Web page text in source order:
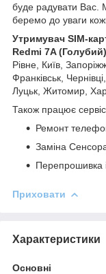
буде радувати Вас.
беремо до уваги
Утримувач SIM-
Redmi 7A (Голубий)
Рівне, Київ,
Франківськ,
Луцьк, Житомир,
Також працює
Ремонт
Заміна
Перепрошивка
Приховати
Характеристики
Основні